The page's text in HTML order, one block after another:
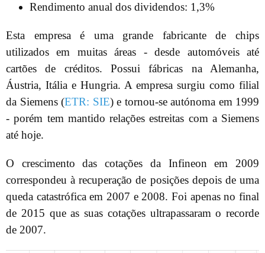
Rendimento anual dos dividendos: 1,3%
Esta empresa é uma grande fabricante de chips
utilizados em muitas áreas - desde automóveis até
cartões de créditos. Possui fábricas na Alemanha,
Áustria, Itália e Hungria. A empresa surgiu como filial
da Siemens (ETR: SIE) e tornou-se autónoma em 1999
- porém tem mantido relações estreitas com a Siemens
até hoje.
O crescimento das cotações da Infineon em 2009
correspondeu à recuperação de posições depois de uma
queda catastrófica em 2007 e 2008. Foi apenas no final
de 2015 que as suas cotações ultrapassaram o recorde
de 2007.